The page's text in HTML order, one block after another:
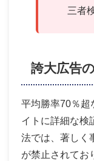
三者
誇大広告
平均勝率70％超
イトに詳細な検
法では、著しく
が禁止されてお